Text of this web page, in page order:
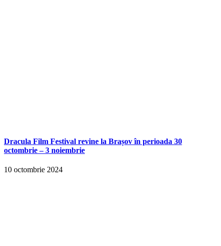
Dracula Film Festival revine la Brașov în perioada 30
octombrie – 3 noiembrie
10 octombrie 2024